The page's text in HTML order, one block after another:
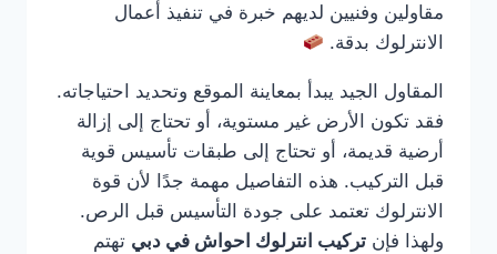
مقاولين وفنيين لديهم خبرة في تنفيذ أعمال
الانترلوك بدقة.
المقاول الجيد يبدأ بمعاينة الموقع وتحديد احتياجاته.
فقد تكون الأرض غير مستوية، أو تحتاج إلى إزالة
أرضية قديمة، أو تحتاج إلى طبقات تأسيس قوية
قبل التركيب. هذه التفاصيل مهمة جدًا لأن قوة
الانترلوك تعتمد على جودة التأسيس قبل الرص.
ولهذا فإن تركيب انترلوك احواش في دبي تهتم